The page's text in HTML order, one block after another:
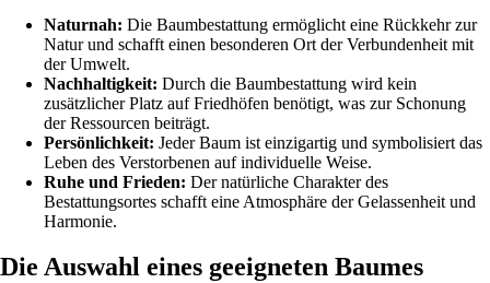
Naturnah: Die Baumbestattung ermöglicht eine Rückkehr zur
Natur und schafft einen besonderen Ort der Verbundenheit mit
der Umwelt.
Nachhaltigkeit: Durch die Baumbestattung wird kein
zusätzlicher Platz auf Friedhöfen benötigt, was zur Schonung
der Ressourcen beiträgt.
Persönlichkeit: Jeder Baum ist einzigartig und symbolisiert das
Leben des Verstorbenen auf individuelle Weise.
Ruhe und Frieden: Der natürliche Charakter des
Bestattungsortes schafft eine Atmosphäre der Gelassenheit und
Harmonie.
Die Auswahl eines geeigneten Baumes